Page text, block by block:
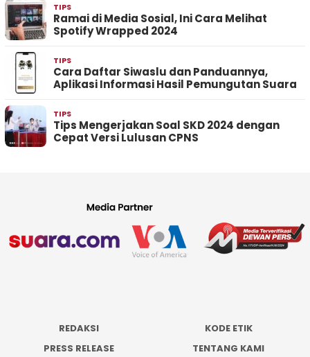
TIPS
Ramai di Media Sosial, Ini Cara Melihat
Spotify Wrapped 2024
TIPS
Cara Daftar Siwaslu dan Panduannya,
Aplikasi Informasi Hasil Pemungutan Suara
TIPS
Tips Mengerjakan Soal SKD 2024 dengan
Cepat Versi Lulusan CPNS
REDAKSI
KODE ETIK
PRESS RELEASE
TENTANG KAMI